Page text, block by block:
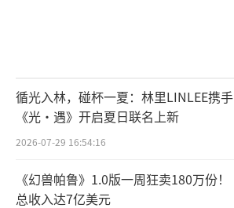
循光入林，碰杯一夏：林里LINLEE携手
《光·遇》开启夏日联名上新
2026-07-29 16:54:16
《幻兽帕鲁》1.0版一周狂卖180万份！
总收入达7亿美元